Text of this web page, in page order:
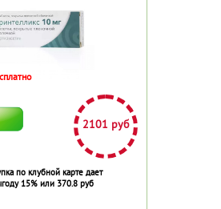
2101 руб
по клубной карте дает
15% или 370.8 руб